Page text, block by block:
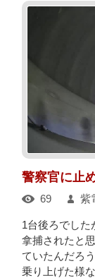
警察官に止
69 紫
1台後ろでした
拿捕されたと
ていたんだろ
乗り上げた様